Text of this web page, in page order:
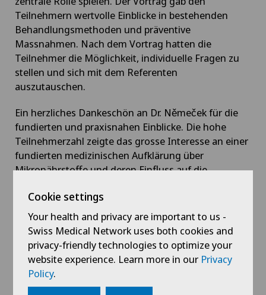
Teilnehmern wertvolle Einblicke in bestehenden
Behandlungsmethoden und präventive
Massnahmen. Nach dem Vortrag hatten die
Teilnehmer die Möglichkeit, individuelle Fragen zu
stellen und sich mit dem Referenten
auszutauschen.
Ein herzliches Dankeschön an Dr. Němeček für die
fundierten und praxisnahen Einblicke. Die hohe
Teilnehmerzahl zeigte das grosse Interesse an einer
fundierten medizinischen Aufklärung über
Mikronährstoffe und deren Einfluss auf die
Zukunft spannende Vorträge in der Privatklinik
Lindberg anzubieten. Aktuelle Termine finden Sie
hier.
Cookie settings
Your health and privacy are important to us -
Swiss Medical Network uses both cookies and
privacy-friendly technologies to optimize your
website experience. Learn more in our Privacy
Policy.